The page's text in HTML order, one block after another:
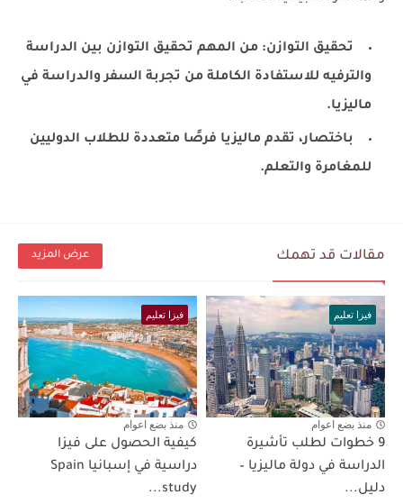
تحقيق التوازن: من المهم تحقيق التوازن بين الدراسة
والترفيه للاستفادة الكاملة من تجربة السفر والدراسة في
ماليزيا.
باختصار، تقدم ماليزيا فرصًا متعددة للطلاب الدوليين
للمغامرة والتعلم.
مقالات قد تهمك عرض المزيد
فيزا تعليم
منذ بضع اعوام
9 خطوات لطلب تأشيرة
الدراسة في دولة ماليزيا –
دليل...
فيزا تعليم
منذ بضع اعوام
كيفية الحصول على فيزا
دراسية في إسبانيا Spain
study...